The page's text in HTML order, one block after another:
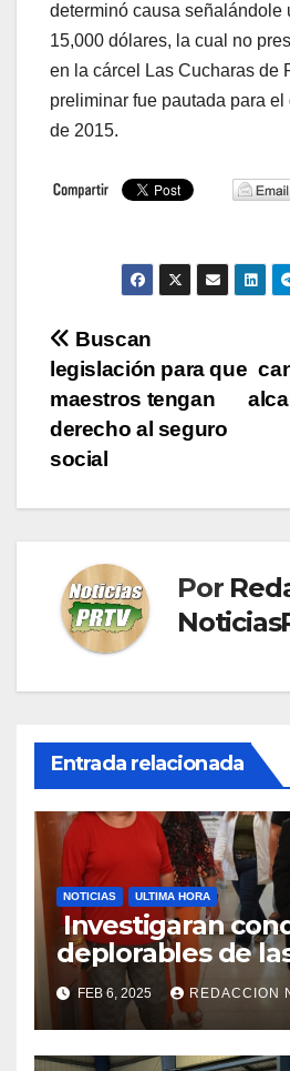
determinó causa señalándole
15,000 dólares, la cual no
en la cárcel Las Cucharas de
preliminar fue pautada para
de 2015.
Navegación
de
entradas
Buscan
legislación para que
maestros tengan
derecho al seguro
social
Por
Entrada relacionada
NOTICIAS ULTIMA HORA
Investigaran
deplorables de
facilidades el
de la Salud en
FEB 6, 2025 REDACCION